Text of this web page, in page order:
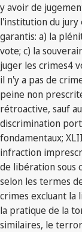
y avoir de
l'institution du jury
garantis: a) la
vote; c) la
juger les crimes4
il n'y a pas de
peine non
rétroactive, sauf
discrimination
fondamentaux;
infraction
de libération sous
selon les termes
crimes excluant la
la pratique de la
similaires, le